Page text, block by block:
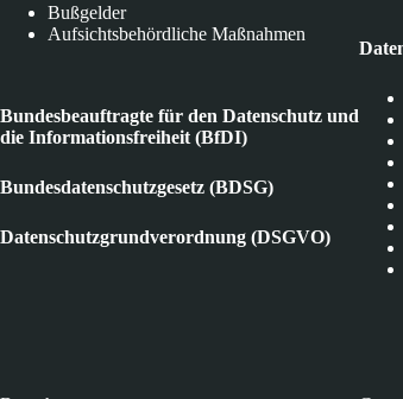
Bußgelder
Aufsichtsbehördliche Maßnahmen
Bundesbeauftragte für den Datenschutz und
die Informationsfreiheit (BfDI)
Bundesdatenschutzgesetz (BDSG)
Datenschutzgrundverordnung (DSGVO)